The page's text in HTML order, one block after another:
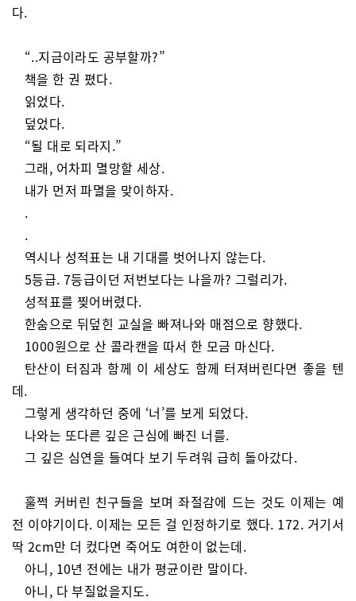
다.
“..지금이라도 공부할까?”
책을 한 권 폈다.
읽었다.
덮었다.
“될 대로 되라지.”
그래, 어차피 멸망할 세상.
내가 먼저 파멸을 맞이하자.
.
.
역시나 성적표는 내 기대를 벗어나지 않는다.
5등급. 7등급이던 저번보다는 나을까? 그럴리가.
성적표를 찢어버렸다.
한숨으로 뒤덮힌 교실을 빠져나와 매점으로 향했다.
1000원으로 산 콜라캔을 따서 한 모금 마신다.
탄산이 터짐과 함께 이 세상도 함께 터져버린다면 좋을 텐
데.
그렇게 생각하던 중에 ‘너’를 보게 되었다.
나와는 또다른 깊은 근심에 빠진 너를.
그 깊은 심연을 들여다 보기 두려워 급히 돌아갔다.
훌쩍 커버린 친구들을 보며 좌절감에 드는 것도 이제는 예
전 이야기이다. 이제는 모든 걸 인정하기로 했다. 172. 거기서
딱 2cm만 더 컸다면 죽어도 여한이 없는데.
아니, 10년 전에는 내가 평균이란 말이다.
아니, 다 부질없을지도.